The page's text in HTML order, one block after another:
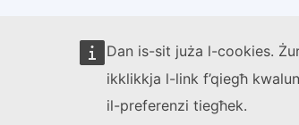
Dan is-sit juża l-cookies.
ikklikkja l-link f’qiegħ
il-preferenzi tiegħek.